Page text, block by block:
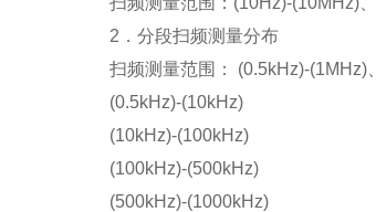
2 ．分段扫频测量分布
扫频测量范围：
(0.5kHz)-(1MHz)、
(0.5kHz)-(10kHz)
(10kHz)-(100kHz)
(100kHz)-(500kHz)
(500kHz)-(1000kHz)